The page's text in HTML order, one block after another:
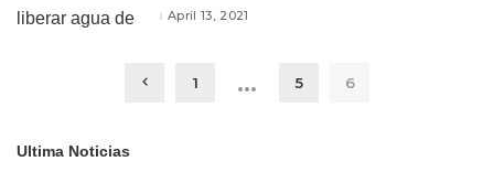
April 13, 2021
1 … 5 6
Ultima Noticias